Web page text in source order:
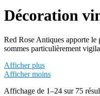
Décoration
Red Rose Antiques apporte le
sommes particulièrement
Français, italien ou anglais,
Afficher plus
Afficher moins
Affichage de 1–24 sur 75